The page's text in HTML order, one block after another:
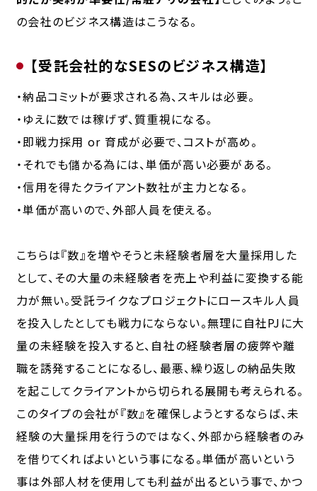
の会社のビジネス構造はこうなる。
【受託会社的なSESのビジネス構造】
・納品コミットが要求される為、スキルは必要。
・ゆえに数では稼げず、質重視になる。
・即戦力採用 or 育成が必要で、コストが高め。
・それでも儲かる為には、単価が高い必要がある。
・信用を得たクライアント数社が主力となる。
・単価が高いので、外部人員を使える。
こちらは『数』を増やそうと未経験者層を大量採用した
として、その大量の未経験者を売上や利益に変換する能
力が無い。受託ライクなプロジェクトにロースキル人員
を投入したとしても戦力にならない。無理に自社PJに大
量の未経験を投入すると、自社の経験者層の疲弊や離
職を誘発することになるし、最悪、繰り返しの納品失敗
を起こしてクライアントから切られる展開も考えられる。
このタイプの会社が『数』を確保しようとするならば、未
経験の大量採用を行うのではなく、外部から経験者のみ
を借りてくればよいという事になる。単価が高いという
事は外部人材を使用しても利益が出るという事で、かつ